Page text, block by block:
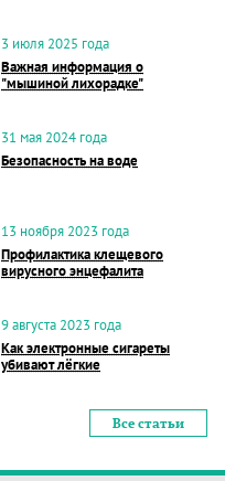
3 июля 2025 года
Важная информация о
"мышиной лихорадке"
31 мая 2024 года
Безопасность на воде
13 ноября 2023 года
Профилактика клещевого
вирусного энцефалита
9 августа 2023 года
Как электронные сигареты
убивают лёгкие
Все статьи